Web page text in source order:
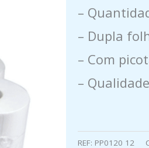
–
– Dupla
– Com
–
REF: PP0120 12